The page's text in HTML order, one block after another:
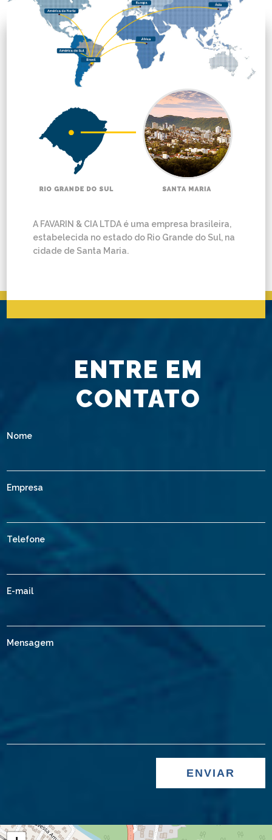
A FAVARIN & CIA LTDA é uma empresa brasileira,
estabelecida no estado do Rio Grande do Sul, na
cidade de Santa Maria.
ENTRE EM
CONTATO
Nome
Empresa
Telefone
E-mail
Mensagem
ENVIAR